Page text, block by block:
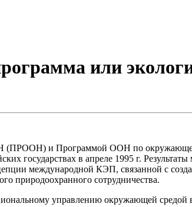
или
(ПРООН) и Программой ООН по
государствах в апреле 1995 г.
международной КЭП, связанной с
природоохранного сотрудничества.
управлению окружающей